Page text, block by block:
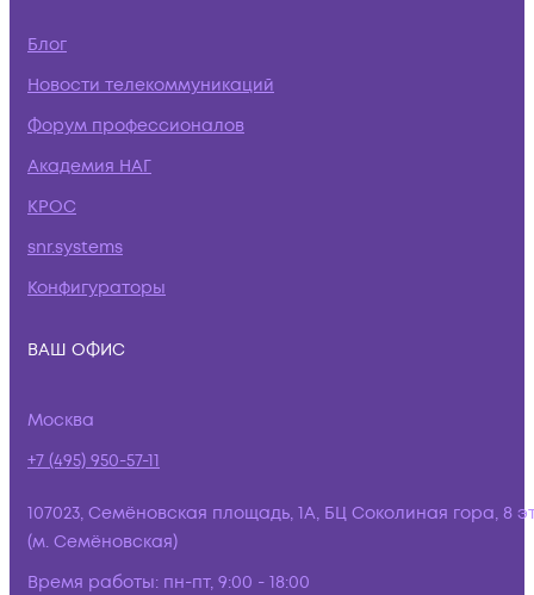
Блог
Новости телекоммуникаций
Форум профессионалов
Академия НАГ
КРОС
snr.systems
Конфигураторы
ВАШ ОФИС
Москва
+7 (495) 950-57-11
107023, Семёновская площадь, 1А, БЦ Соколиная гора, 8
(м. Семёновская)
Время работы: пн-пт, 9:00 - 18:00